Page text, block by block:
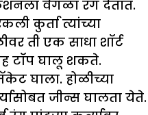
वेगळा रंग देतात.
कुर्ता त्यांच्या
ती एक साधा शॉर्ट
टॉप घालू शकते.
घाला. होळीच्या
जीन्स घालता येते.